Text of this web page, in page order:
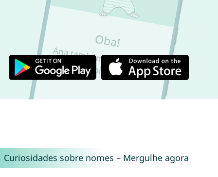
Curiosidades sobre nomes – Mergulhe agora